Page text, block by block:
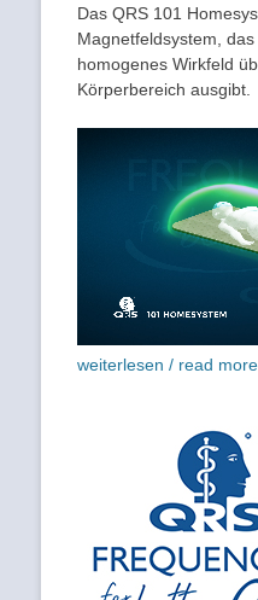
Das QRS 101
Magnetfeldsystem,
homogenes Wirkfeld
Körperbereich ausgibt.
weiterlesen / read